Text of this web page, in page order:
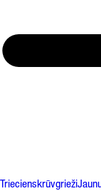
Triecienskrūvgrieži